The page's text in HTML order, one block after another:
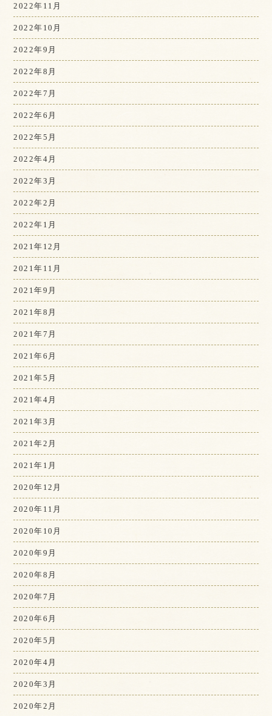
2022年11月
2022年10月
2022年9月
2022年8月
2022年7月
2022年6月
2022年5月
2022年4月
2022年3月
2022年2月
2022年1月
2021年12月
2021年11月
2021年9月
2021年8月
2021年7月
2021年6月
2021年5月
2021年4月
2021年3月
2021年2月
2021年1月
2020年12月
2020年11月
2020年10月
2020年9月
2020年8月
2020年7月
2020年6月
2020年5月
2020年4月
2020年3月
2020年2月